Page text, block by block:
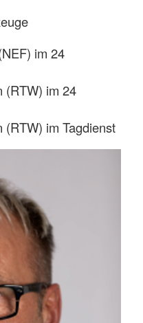
im 24
(RTW) im 24
(RTW) im Tagdienst